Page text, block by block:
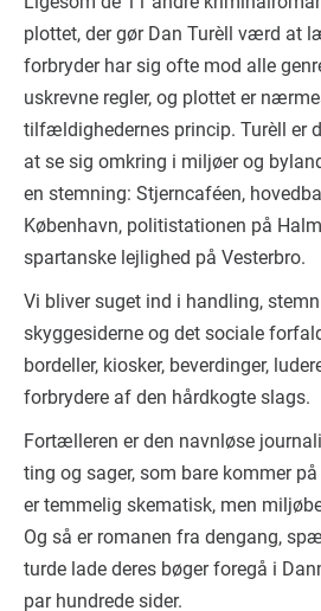
plottet, der gør Dan Turèll værd at
forbryder har sig ofte mod alle
uskrevne regler, og plottet er
tilfældighedernes princip. Turèll er
at se sig omkring i miljøer og
en stemning: Stjerncaféen,
København, politistationen på
spartanske lejlighed på Vesterbro.
Vi bliver suget ind i handling,
skyggesiderne og det sociale
bordeller, kiosker, beverdinger,
forbrydere af den hårdkogte slags.
Fortælleren er den navnløse
ting og sager, som bare kommer
er temmelig skematisk, men
Og så er romanen fra dengang,
turde lade deres bøger foregå i
par hundrede sider.